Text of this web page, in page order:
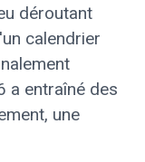
déroutant
calendrier
a entraîné des
une